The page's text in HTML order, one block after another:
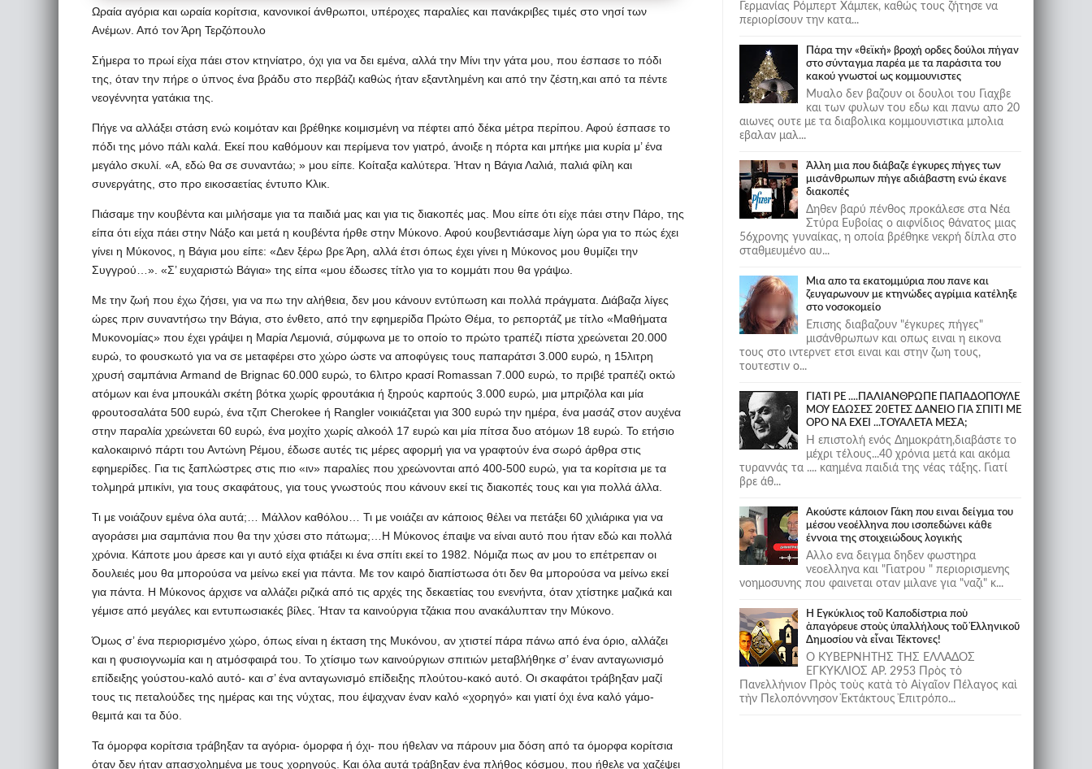
Ωραία αγόρια και ωραία κορίτσια, κανονικοί άνθρωποι, υπέροχες παραλίες και πανάκριβες τιμές στο νησί των
Ανέμων. Από τον Άρη Τερζόπουλο
Σήμερα το πρωί είχα πάει στον κτηνίατρο, όχι για να δει εμένα, αλλά την Μίνι την γάτα μου, που έσπασε το πόδι
της, όταν την πήρε ο ύπνος ένα βράδυ στο περβάζι καθώς ήταν εξαντλημένη και από την ζέστη,και από τα πέντε
νεογέννητα γατάκια της.
Πήγε να αλλάξει στάση ενώ κοιμόταν και βρέθηκε κοιμισμένη να πέφτει από δέκα μέτρα περίπου. Αφού έσπασε το
πόδι της μόνο πάλι καλά. Εκεί που καθόμουν και περίμενα τον γιατρό, άνοιξε η πόρτα και μπήκε μια κυρία μ’ ένα
μεγάλο σκυλί. «Α, εδώ θα σε συναντάω; » μου είπε. Κοίταξα καλύτερα. Ήταν η Βάγια Λαλιά, παλιά φίλη και
συνεργάτης, στο προ εικοσαετίας έντυπο Κλικ.
Πιάσαμε την κουβέντα και μιλήσαμε για τα παιδιά μας και για τις διακοπές μας. Μου είπε ότι είχε πάει στην Πάρο, της
είπα ότι είχα πάει στην Νάξο και μετά η κουβέντα ήρθε στην Μύκονο. Αφού κουβεντιάσαμε λίγη ώρα για το πώς έχει
γίνει η Μύκονος, η Βάγια μου είπε: «Δεν ξέρω βρε Άρη, αλλά έτσι όπως έχει γίνει η Μύκονος μου θυμίζει την
Συγγρού…». «Σ’ ευχαριστώ Βάγια» της είπα «μου έδωσες τίτλο για το κομμάτι που θα γράψω.
Με την ζωή που έχω ζήσει, για να πω την αλήθεια, δεν μου κάνουν εντύπωση και πολλά πράγματα. Διάβαζα λίγες
ώρες πριν συναντήσω την Βάγια, στο ένθετο, από την εφημερίδα Πρώτο Θέμα, το ρεπορτάζ με τίτλο «Μαθήματα
Μυκονομίας» που έχει γράψει η Μαρία Λεμονιά, σύμφωνα με το οποίο το πρώτο τραπέζι πίστα χρεώνεται 20.000
ευρώ, το φουσκωτό για να σε μεταφέρει στο χώρο ώστε να αποφύγεις τους παπαράτσι 3.000 ευρώ, η 15λιτρη
χρυσή σαμπάνια Armand de Brignac 60.000 ευρώ, το 6λιτρο κρασί Romassan 7.000 ευρώ, το πριβέ τραπέζι οκτώ
ατόμων και ένα μπουκάλι σκέτη βότκα χωρίς φρουτάκια ή ξηρούς καρπούς 3.000 ευρώ, μια μπριζόλα και μία
φρουτοσαλάτα 500 ευρώ, ένα τζιπ Cherokee ή Rangler νοικιάζεται για 300 ευρώ την ημέρα, ένα μασάζ στον αυχένα
στην παραλία χρεώνεται 60 ευρώ, ένα μοχίτο χωρίς αλκοόλ 17 ευρώ και μία πίτσα δυο ατόμων 18 ευρώ. Το ετήσιο
καλοκαιρινό πάρτι του Αντώνη Ρέμου, έδωσε αυτές τις μέρες αφορμή για να γραφτούν ένα σωρό άρθρα στις
εφημερίδες. Για τις ξαπλώστρες στις πιο «ιν» παραλίες που χρεώνονται από 400-500 ευρώ, για τα κορίτσια με τα
τολμηρά μπικίνι, για τους σκαφάτους, για τους γνωστούς που κάνουν εκεί τις διακοπές τους και για πολλά άλλα.
Τι με νοιάζουν εμένα όλα αυτά;… Μάλλον καθόλου… Τι με νοιάζει αν κάποιος θέλει να πετάξει 60 χιλιάρικα για να
αγοράσει μια σαμπάνια που θα την χύσει στο πάτωμα;…Η Μύκονος έπαψε να είναι αυτό που ήταν εδώ και πολλά
χρόνια. Κάποτε μου άρεσε και γι αυτό είχα φτιάξει κι ένα σπίτι εκεί το 1982. Νόμιζα πως αν μου το επέτρεπαν οι
δουλειές μου θα μπορούσα να μείνω εκεί για πάντα. Με τον καιρό διαπίστωσα ότι δεν θα μπορούσα να μείνω εκεί
για πάντα. Η Μύκονος άρχισε να αλλάζει ριζικά από τις αρχές της δεκαετίας του ενενήντα, όταν χτίστηκε μαζικά και
γέμισε από μεγάλες και εντυπωσιακές βίλες. Ήταν τα καινούργια τζάκια που ανακάλυπταν την Μύκονο.
Όμως σ’ ένα περιορισμένο χώρο, όπως είναι η έκταση της Μυκόνου, αν χτιστεί πάρα πάνω από ένα όριο, αλλάζει
και η φυσιογνωμία και η ατμόσφαιρά του. Το χτίσιμο των καινούργιων σπιτιών μεταβλήθηκε σ’ έναν ανταγωνισμό
επίδειξης γούστου-καλό αυτό- και σ’ ένα ανταγωνισμό επίδειξης πλούτου-κακό αυτό. Οι σκαφάτοι τράβηξαν μαζί
τους τις πεταλούδες της ημέρας και της νύχτας, που έψαχναν έναν καλό «χορηγό» και γιατί όχι ένα καλό γάμο-
θεμιτά και τα δύο.
Τα όμορφα κορίτσια τράβηξαν τα αγόρια- όμορφα ή όχι- που ήθελαν να πάρουν μια δόση από τα όμορφα κορίτσια
όταν δεν ήταν απασχολημένα με τους χορηγούς. Και όλα αυτά τράβηξαν ένα πλήθος κόσμου, που ήθελε να χαζέψει
Γερμανίας Ρόμπερτ Χάμπεκ, καθώς τους ζήτησε να
περιορίσουν την κατα...
Πάρα την «θεϊκή» βροχή ορδες δούλοι πήγαν
στο σύνταγμα παρέα με τα παράσιτα του
κακού γνωστοί ως κομμουνιστες
Μυαλο δεν βαζουν οι δουλοι του Γιαχβε
και των φυλων του εδω και πανω απο 20
αιωνες ουτε με τα διαβολικα κομμουνιστικα μπολια
εβαλαν μαλ...
Άλλη μια που διάβαζε έγκυρες πήγες των
μισάνθρωπων πήγε αδιάβαστη ενώ έκανε
διακοπές
Δηθεν βαρύ πένθος προκάλεσε στα Νέα
Στύρα Ευβοίας ο αιφνίδιος θάνατος μιας
56χρονης γυναίκας, η οποία βρέθηκε νεκρή δίπλα στο
σταθμευμένο αυ...
Μια απο τα εκατομμύρια που πανε και
ζευγαρωνουν με κτηνώδες αγρίμια κατέληξε
στο νοσοκομείο
Επισης διαβαζουν "έγκυρες πήγες"
μισάνθρωπων και οπως ειναι η εικονα
τους στο ιντερνετ ετσι ειναι και στην ζωη τους,
τουτεστιν ο...
ΓΙΑΤΙ ΡΕ ....ΠΑΛΙΑΝΘΡΩΠΕ ΠΑΠΑΔΟΠΟΥΛΕ
ΜΟΥ ΕΔΩΣΕΣ 20ΕΤΕΣ ΔΑΝΕΙΟ ΓΙΑ ΣΠΙΤΙ ΜΕ
ΟΡΟ ΝΑ ΕΧΕΙ ...ΤΟΥΑΛΕΤΑ ΜΕΣΑ;
Η επιστολή ενός Δημοκράτη,διαβάστε το
μέχρι τέλους...40 χρόνια μετά και ακόμα
τυραννάς τα .... καημένα παιδιά της νέας τάξης. Γιατί
βρε άθ...
Ακούστε κάποιον Γάκη που ειναι δείγμα του
μέσου νεοέλληνα που ισοπεδώνει κάθε
έννοια της στοιχειώδους λογικής
Αλλο ενα δειγμα δηδεν φωστηρα
νεοελληνα και "Γιατρου " περιορισμενης
νοημοσυνης που φαινεται οταν μιλανε για "ναζι" κ...
Ἡ Ἐγκύκλιος τοῦ Καποδίστρια ποὺ
ἀπαγόρευε στοὺς ὑπαλλήλους τοῦ Ἑλληνικοῦ
Δημοσίου νὰ εἶναι Τέκτονες!
Ο ΚΥΒΕΡΝΗΤΗΣ ΤΗΣ ΕΛΛΑΔΟΣ
ΕΓΚΥΚΛΙΟΣ ΑΡ. 2953 Πρὸς τὸ
Πανελλήνιον Πρὸς τοὺς κατὰ τὸ Αἰγαῖον Πέλαγος καὶ
τὴν Πελοπόννησον Ἐκτάκτους Ἐπιτρόπο...